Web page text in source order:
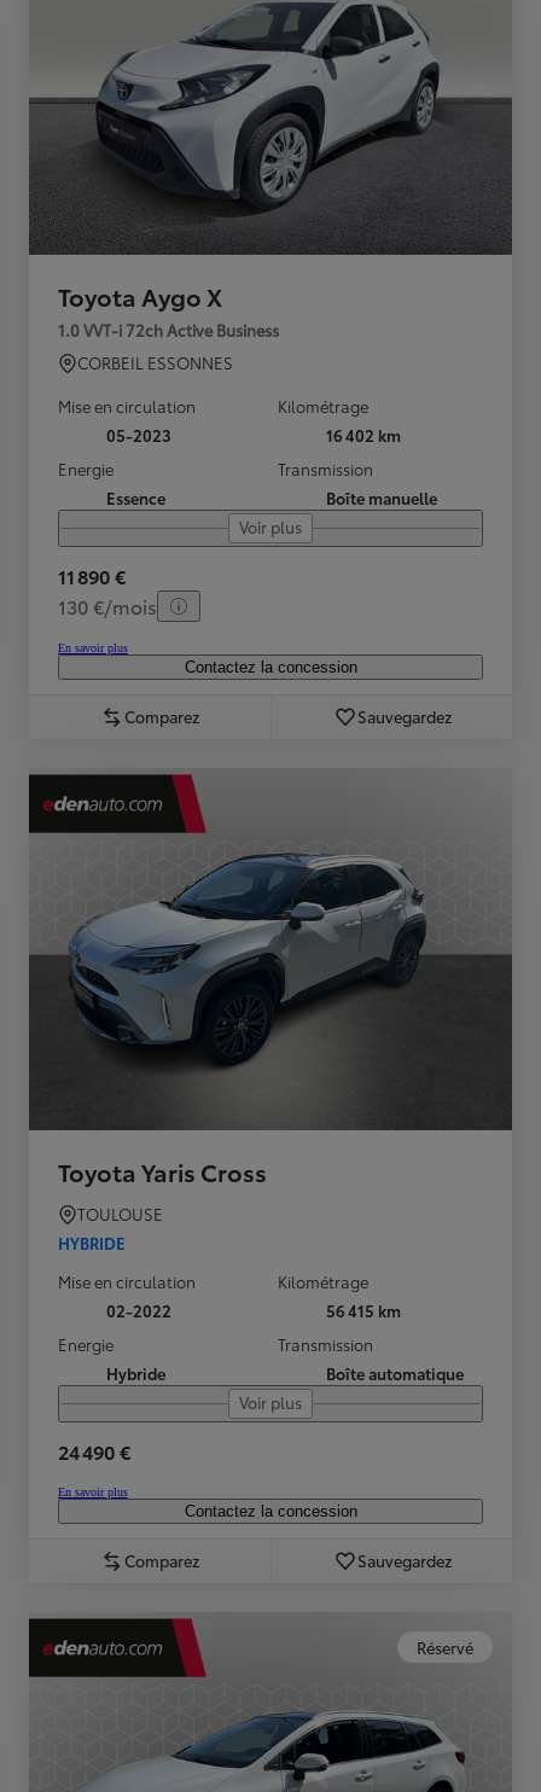
Toyota Aygo X
1.0 VVT-i 72ch Active Business
CORBEIL ESSONNES
Mise en circulation
05-2023
Kilométrage
16 402 km
Energie
Essence
Transmission
Boîte manuelle
Voir plus
11 890 €
130 €/mois
En savoir plus
Contactez la concession
Comparez Sauvegardez
Toyota Yaris Cross
TOULOUSE
HYBRIDE
Mise en circulation
02-2022
Kilométrage
56 415 km
Energie
Hybride
Transmission
Boîte automatique
Voir plus
24 490 €
En savoir plus
Contactez la concession
Comparez Sauvegardez
Réservé